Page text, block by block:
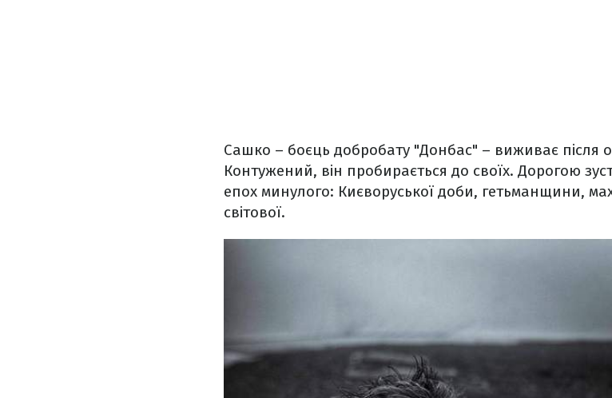
Сашко – боєць добробату "Донбас" – виживає після
Контужений, він пробирається до своїх. Дорогою
епох минулого: Києворуської доби, гетьманщини,
світової.